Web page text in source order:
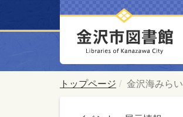
トップページ 金沢海みらい